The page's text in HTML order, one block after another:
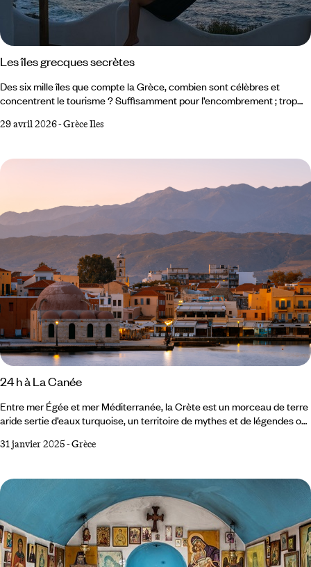
Les îles grecques secrètes
Des six mille îles que compte la Grèce, combien sont célèbres et
concentrent le tourisme ? Suffisamment pour l’encombrement ; trop
pour les voyageurs en quête de Grèce justement, dans les Sporades,
secrètes ou simplement négligées, parce que trop ceci ou pas assez
cela, parce qu’indirectement desservies.
29 avril 2026-Grèce Iles
24 h à La Canée
Entre mer Égée et mer Méditerranée, la Crète est un morceau de terre
aride sertie d’eaux turquoise, un territoire de mythes et de légendes où
d’Icare. Capitale de la Crète jusqu’en 1971, La Canée porte dans ses
L’Odyssée d’Homère, c’est l’une des plus anciennes villes au monde.
31 janvier 2025-Grèce